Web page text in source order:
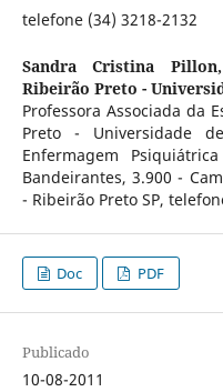
telefone (34) 3218-2132
Sandra Cristina
Ribeirão Preto -
Professora Associada da
Preto - Universidade
Enfermagem
Bandeirantes, 3.900 -
- Ribeirão Preto SP,
Doc PDF
Publicado
10-08-2011